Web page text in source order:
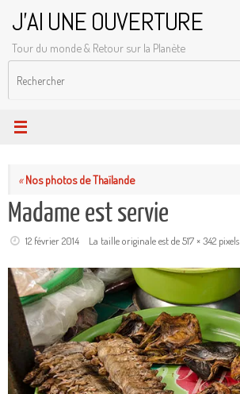
contenu
J'AI UNE OUVERTURE
Tour du monde & Retour sur la Planète
«Nos photos de Thaïlande
Madame est servie
12 février 2014 La taille originale est de517 × 342pixels